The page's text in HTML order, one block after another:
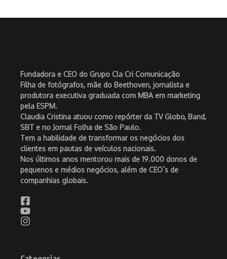
Fundadora e CEO do Grupo Cla Cri Comunicação
Filha de fotógrafos, mãe do Beethoven, jornalista e
produtora executiva graduada com MBA em marketing
pela ESPM.
Claudia Cristina atuou como repórter da TV Globo, Band,
SBT e no Jornal Folha de São Paulo.
Tem a habilidade de transformar os negócios dos
clientes em pautas de veículos nacionais.
Nos últimos anos mentorou mais de 19.000 donos de
pequenos e médios negócios, além de CEO`s de
companhias globais.